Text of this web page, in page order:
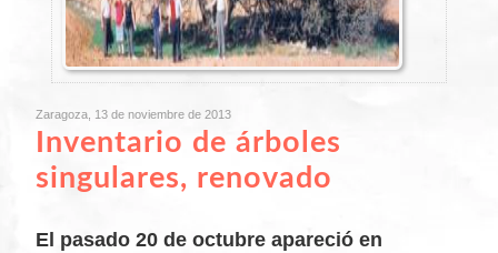
Zaragoza, 13 de noviembre de 2013
Inventario de árboles
singulares, renovado
El pasado 20 de octubre apareció en